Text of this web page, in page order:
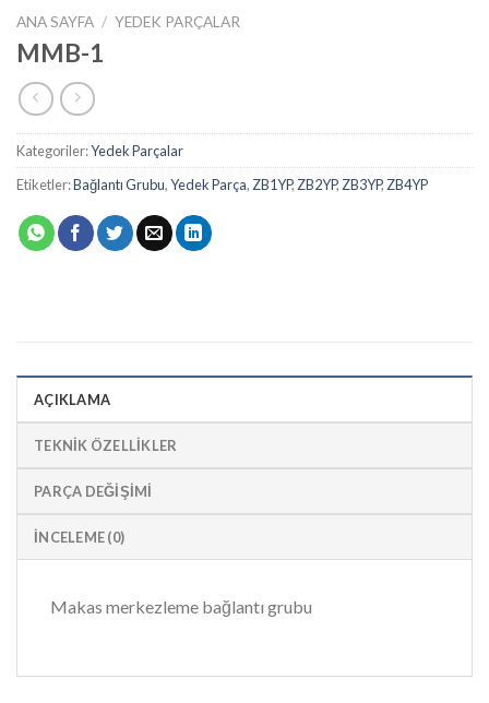
ANA SAYFA / YEDEK PARÇALAR
MMB-1
Kategoriler:Yedek Parçalar
Etiketler:Bağlantı Grubu,Yedek Parça,ZB1YP,ZB2YP,ZB3YP,ZB4YP
AÇIKLAMA
TEKNİK ÖZELLİKLER
PARÇA DEĞIŞIMI
İNCELEME (0)
Makas merkezleme bağlantı grubu